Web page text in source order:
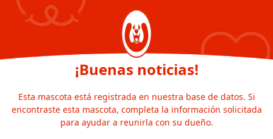
¡Buenas noticias!
Esta mascota está registrada en nuestra base de datos. Si
encontraste esta mascota, completa la información solicitada
para ayudar a reunirla con su dueño.